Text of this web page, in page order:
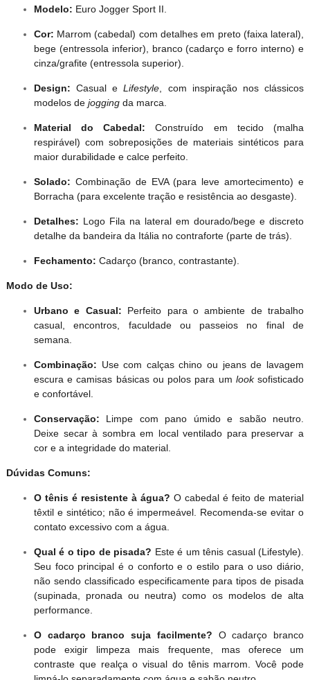
Modelo: Euro Jogger Sport II.
Cor: Marrom (cabedal) com detalhes em preto (faixa lateral),
bege (entressola inferior), branco (cadarço e forro interno) e
cinza/grafite (entressola superior).
Design: Casual eLifestyle, com inspiração nos clássicos
modelos de joggingda marca.
Material do Cabedal: Construído em tecido (malha
respirável) com sobreposições de materiais sintéticos para
maior durabilidade e calce perfeito.
Solado: Combinação de EVA (para leve amortecimento) e
Borracha (para excelente tração e resistência ao desgaste).
Detalhes: Logo Fila na lateral em dourado/bege e discreto
detalhe da bandeira da Itália no contraforte (parte de trás).
Fechamento: Cadarço (branco, contrastante).
Modo de Uso:
Urbano e Casual: Perfeito para o ambiente de trabalho
casual, encontros, faculdade ou passeios no final de
semana.
Combinação: Use com calças chino ou jeans de lavagem
escura e camisas básicas ou polos para um looksofisticado
e confortável.
Conservação: Limpe com pano úmido e sabão neutro.
Deixe secar à sombra em local ventilado para preservar a
cor e a integridade do material.
Dúvidas Comuns:
O tênis é resistente à água? O cabedal é feito de material
têxtil e sintético; não é impermeável. Recomenda-se evitar o
contato excessivo com a água.
Qual é o tipo de pisada? Este é um tênis casual (Lifestyle).
Seu foco principal é o conforto e o estilo para o uso diário,
não sendo classificado especificamente para tipos de pisada
(supinada, pronada ou neutra) como os modelos de alta
performance.
O cadarço branco suja facilmente? O cadarço branco
pode exigir limpeza mais frequente, mas oferece um
contraste que realça o visual do tênis marrom. Você pode